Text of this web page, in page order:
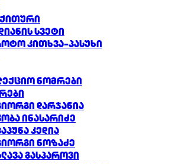
სვეტი
კითხვა-პასუხი
ნომრები
დარჯანია
ინასარიძე
კედია
ნოზაძე
გასპაროვი